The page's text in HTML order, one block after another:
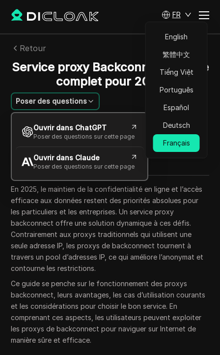
FR
English
繁體中文
Tiếng Việt
Português
Español
Deutsch
Français
Retour
Service proxy Backconnect : Guide
complet pour 2025
Poser des questions
Ouvrir dans ChatGPT
Poser des questions sur cette page
Ouvrir dans Claude
Poser des questions sur cette page
Li Minghui
23 oct. 2025 7 min de lecture
Copy Link
En 2025, le maintien de la confidentialité en ligne et l’accès
efficace aux données restent des priorités absolues pour
les particuliers et les entreprises. Un service proxy
backconnect offre une solution dynamique à ces défis.
Contrairement aux proxys traditionnels qui utilisent une
seule adresse IP, les proxys de backconnect tournent à
travers un pool d’adresses IP, ce qui améliore l’anonymat et
contourne les restrictions.
Ce guide se penche sur le fonctionnement des proxys
backconnect, leurs avantages, les cas d’utilisation courants
et les considérations pour choisir le bon service. En
comprenant ces aspects, les utilisateurs peuvent exploiter
les proxys de backconnect pour naviguer sur Internet de
manière sûre et efficace.